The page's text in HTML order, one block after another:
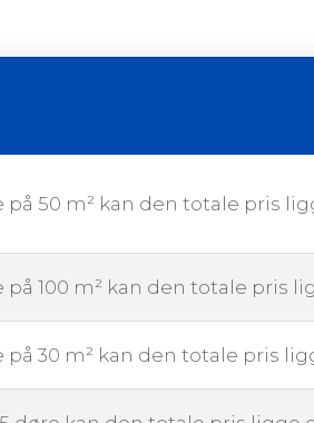
på 50 m² kan den totale pris
på 100 m² kan den totale pris
på 30 m² kan den totale pris